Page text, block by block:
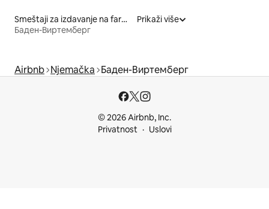
Smeštaji za izdavanje na farmi
Баден-Виртемберг
Prikaži više
Airbnb Njemačka Баден-Виртемберг
© 2026 Airbnb, Inc.
Privatnost
Uslovi